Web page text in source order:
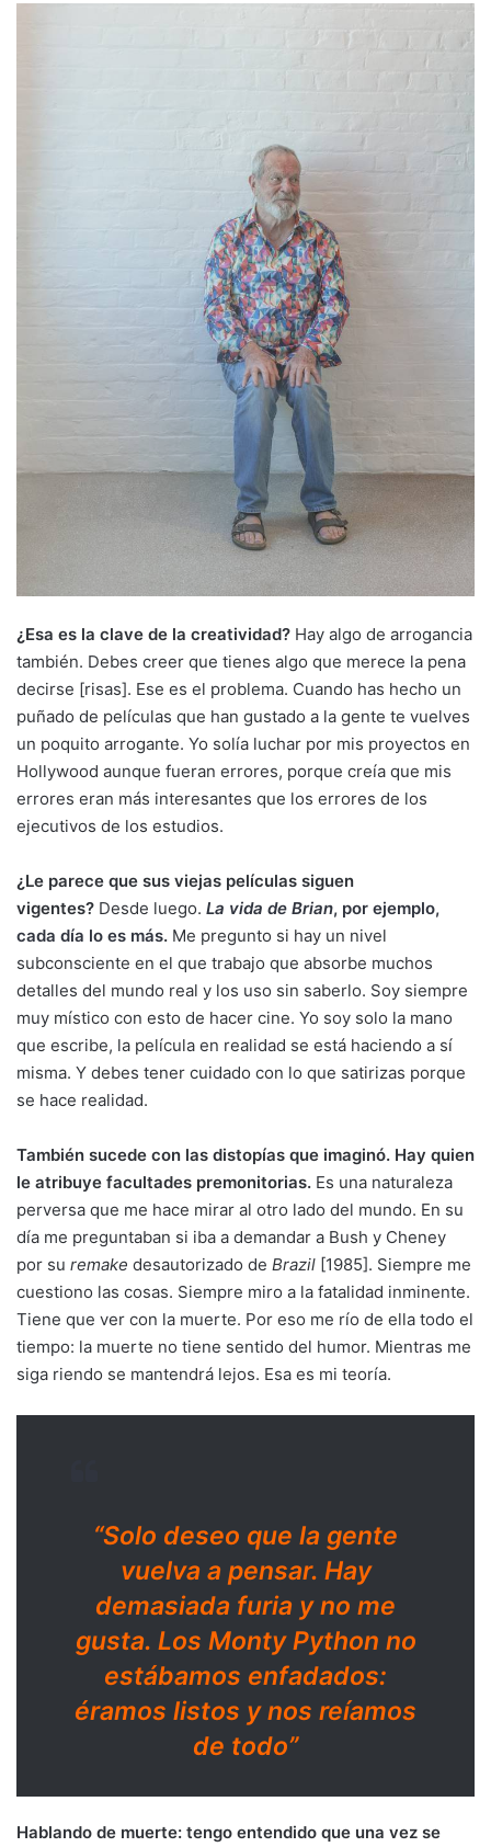
¿Esa es la clave de la creatividad? Hay algo de arrogancia
también. Debes creer que tienes algo que merece la pena
decirse [risas]. Ese es el problema. Cuando has hecho un
puñado de películas que han gustado a la gente te vuelves
un poquito arrogante. Yo solía luchar por mis proyectos en
Hollywood aunque fueran errores, porque creía que mis
errores eran más interesantes que los errores de los
ejecutivos de los estudios.
¿Le parece que sus viejas películas siguen
vigentes? Desde luego. La vida de Brian, por ejemplo,
cada día lo es más. Me pregunto si hay un nivel
subconsciente en el que trabajo que absorbe muchos
detalles del mundo real y los uso sin saberlo. Soy siempre
muy místico con esto de hacer cine. Yo soy solo la mano
que escribe, la película en realidad se está haciendo a sí
misma. Y debes tener cuidado con lo que satirizas porque
se hace realidad.
También sucede con las distopías que imaginó. Hay quien
le atribuye facultades premonitorias. Es una naturaleza
perversa que me hace mirar al otro lado del mundo. En su
día me preguntaban si iba a demandar a Bush y Cheney
por su remake desautorizado de Brazil [1985]. Siempre me
cuestiono las cosas. Siempre miro a la fatalidad inminente.
Tiene que ver con la muerte. Por eso me río de ella todo el
tiempo: la muerte no tiene sentido del humor. Mientras me
siga riendo se mantendrá lejos. Esa es mi teoría.
“Solo deseo que la gente
vuelva a pensar. Hay
demasiada furia y no me
gusta. Los Monty Python no
estábamos enfadados:
éramos listos y nos reíamos
de todo”
Hablando de muerte: tengo entendido que una vez se